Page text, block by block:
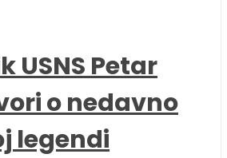
USNS Petar
o nedavno
legendi